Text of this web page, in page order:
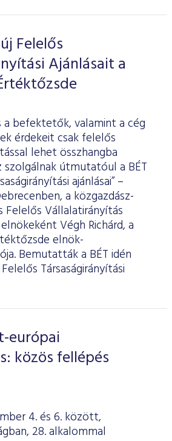
Felelős
Ajánlásait a
a befektetők, valamint a cég
érdekeit csak felelős
lehet összhangba
szolgálnak útmutatóul a BÉT
ajánlásai” –
a közgazdász-
Felelős Vállalatirányítás
Végh Richárd, a
elnök-
Bemutatták a BÉT idén
Társaságirányítási
európai
közös fellépés
4. és 6. között,
28. alkalommal